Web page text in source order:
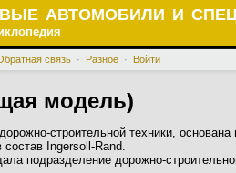
АВТОМОБИЛИ И
связь · Разное · Войти
модель)
строительной техники, основана
Ingersoll-Rand.
подразделение дорожно-